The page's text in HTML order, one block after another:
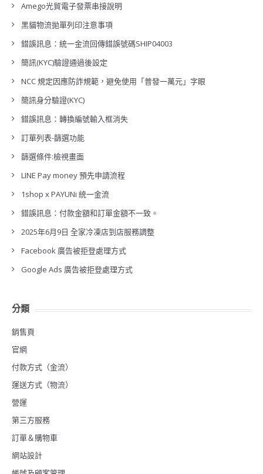
Amego光貿電子發票串接說明
黑貓物流拋單列印注意事項
錯誤訊息：統一金流回傳錯誤號碼SHIP04003
簡訊(KYC)驗證通過後設定
NCC 規定因應防詐規範，避免使用「普發一萬元」字眼
簡訊身分驗證(KYC)
錯誤訊息：轉換編號輸入框消失
訂單列表-篩選功能
篩選條件:檢視畫面
LINE Pay money 預先申請流程
1shop x PAYUNi 統一金流
錯誤訊息：付款金額和訂單金額不一致。
2025年6月9日 全家冷凍店到店服務調整
Facebook 廣告被拒登處理方式
Google Ads 廣告被拒登處理方式
分類
銷售頁
官網
付款方式（金流）
運送方式（物流）
營運
第三方服務
訂單＆購物車
網站設計